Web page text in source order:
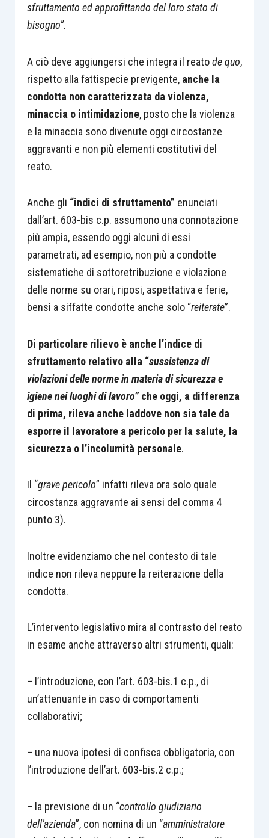
sfruttamento ed approfittando del loro stato di
bisogno”.
A ciò deve aggiungersi che integra il reatode quo,
rispetto alla fattispecie previgente, anche la
condotta non caratterizzata da violenza,
minaccia o intimidazione, posto che la violenza
e la minaccia sono divenute oggi circostanze
aggravanti e non più elementi costitutivi del
reato.
Anche gli “indici di sfruttamento” enunciati
dall’art. 603-bis c.p. assumono una connotazione
più ampia, essendo oggi alcuni di essi
parametrati, ad esempio, non più a condotte
sistematiche di sottoretribuzione e violazione
delle norme su orari, riposi, aspettativa e ferie,
bensì a siffatte condotte anche solo “reiterate”.
Di particolare rilievo è anche l’indice di
sfruttamento relativo alla “sussistenza di
violazioni delle norme in materia di sicurezza e
igiene nei luoghi di lavoro”che oggi, a differenza
di prima, rileva anche laddove non sia tale da
esporre il lavoratore a pericolo per la salute, la
sicurezza o l’incolumità personale.
Il “grave pericolo” infatti rileva ora solo quale
circostanza aggravante ai sensi del comma 4
punto 3).
Inoltre evidenziamo che nel contesto di tale
indice non rileva neppure la reiterazione della
condotta.
L’intervento legislativo mira al contrasto del reato
in esame anche attraverso altri strumenti, quali:
– l’introduzione, con l’art. 603-bis.1 c.p., di
un’attenuante in caso di comportamenti
collaborativi;
– una nuova ipotesi di confisca obbligatoria, con
l’introduzione dell’art. 603-bis.2 c.p.;
– la previsione di un “controllo giudiziario
dell’azienda”, con nomina di un “amministratore